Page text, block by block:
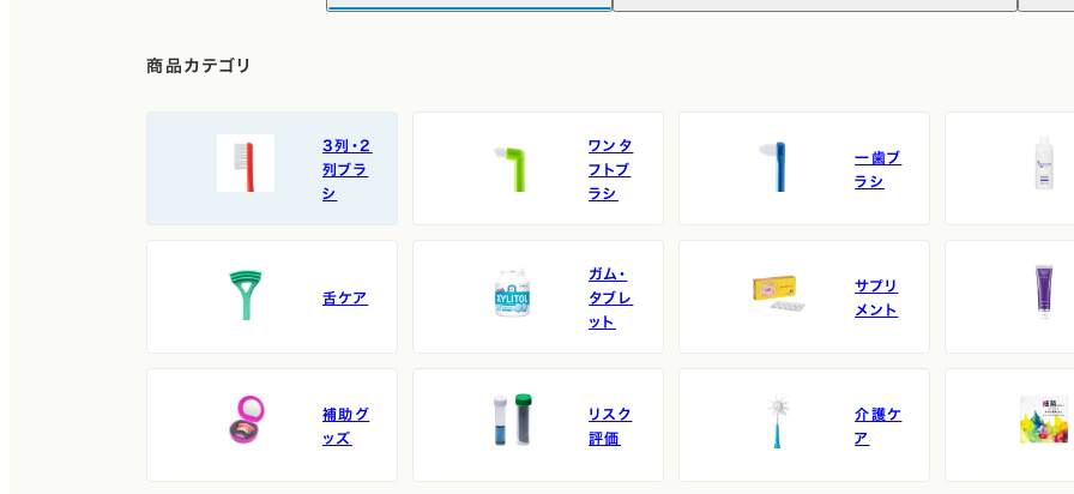
商品カテゴリ
3列・2
列ブラ
シ
ワンタ
フトブ
ラシ
一歯ブ
ラシ
舌ケア
ガム・
タブレ
ット
サプリ
メント
補助グ
ッズ
リスク
評価
介護ケ
ア